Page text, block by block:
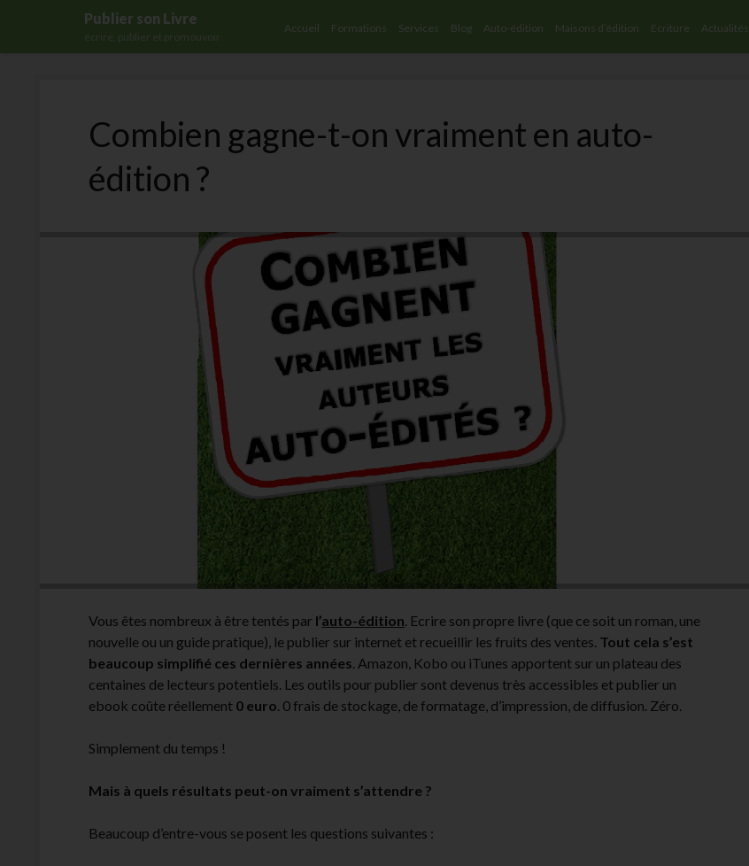
Publier son Livre
écrire, publier et promouvoir
Accueil Formations Services Blog Auto-édition Maisons d’édition Ecriture Actualités
Combien gagne-t-on vraiment en auto-
édition ?
Vous êtes nombreux à être tentés par l’auto-édition. Ecrire son propre livre (que ce soit un roman, une
nouvelle ou un guide pratique), le publier sur internet et recueillir les fruits des ventes. Tout cela s’est
beaucoup simplifié ces dernières années. Amazon, Kobo ou iTunes apportent sur un plateau des
centaines de lecteurs potentiels. Les outils pour publier sont devenus très accessibles et publier un
ebook coûte réellement 0 euro. 0 frais de stockage, de formatage, d’impression, de diffusion. Zéro.
Simplement du temps !
Mais à quels résultats peut-on vraiment s’attendre ?
Beaucoup d’entre-vous se posent les questions suivantes :